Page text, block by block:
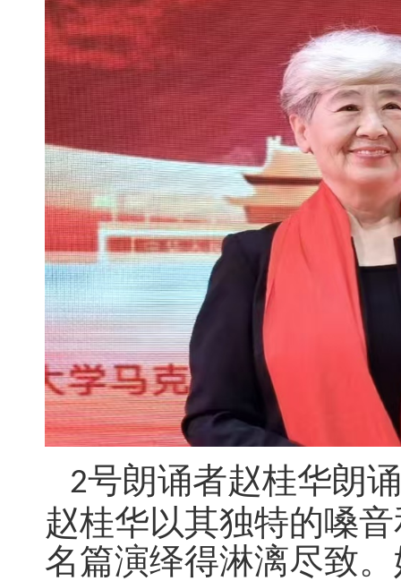
2号朗诵者赵桂华朗
赵桂华以其独特的嗓
名篇演绎得淋漓尽致